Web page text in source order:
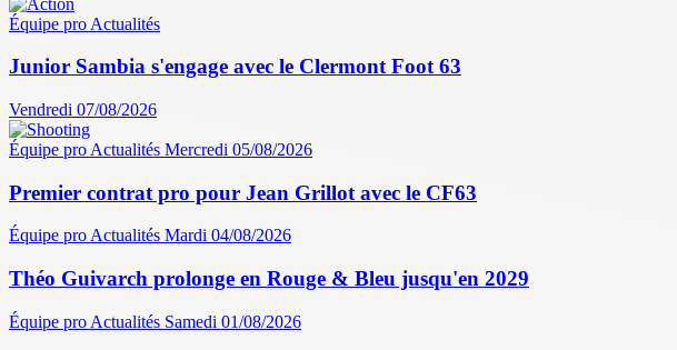
Équipe pro Actualités
Junior Sambia s'engage avec le Clermont Foot 63
Vendredi 07/08/2026
Équipe pro Actualités Mercredi 05/08/2026
Premier contrat pro pour Jean Grillot avec le CF63
Équipe proActualités Mardi 04/08/2026
Théo Guivarch prolonge en Rouge & Bleu jusqu'en 2029
Équipe pro Actualités Samedi 01/08/2026